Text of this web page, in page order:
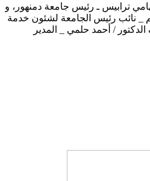
تحت رعاية الأستاذ الدكتور / إلهامي ترابيس ـ رئيس جامعة دمنهور، و
_ نائب رئيس الجامعة لشئون خدمة
الدكتور / أحمد حلمي _ المدير